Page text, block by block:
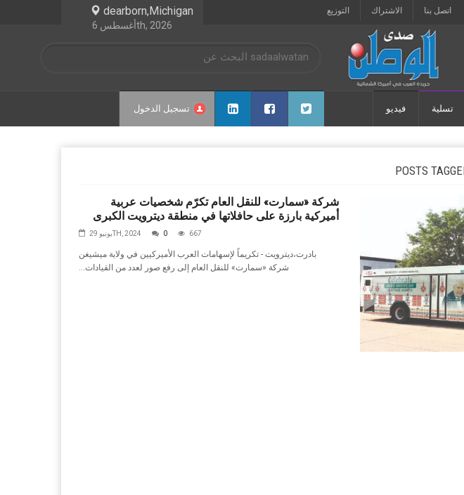
dearborn,Michigan
أغسطس 6th, 2026
اتصل بنا الاشتراك التوزيع
تسجيل الدخول تسلية فيديو
شركة «سمارت» للنقل العام تكرّم شخصيات عربية
أميركية بارزة على حافلاتها في منطقة ديترويت الكبرى
يونيو 29TH, 2024 0 667
ديترويت - تكريماً‭ ‬لإسهامات‭ ‬العرب‭ ‬الأميركيين‭ ‬في‭ ‬ولاية‭ ‬ميشيغن،‭ ‬بادرت‭
‬شركة‭ ‬‮«‬سمارت‮»‬‭ ‬للنقل‭ ‬العام‭ ‬إلى‭ ‬رفع‭ ‬صور‭ ‬لعدد‭ ‬من‭ ‬القيادات‭...